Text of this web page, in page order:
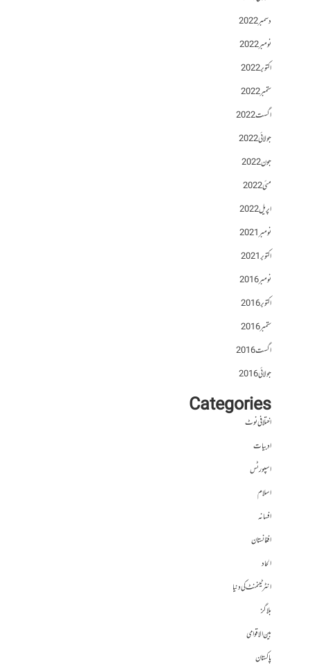
دسمبر 2022
نومبر 2022
اکتوبر 2022
ستمبر 2022
اگست 2022
جولائی 2022
جون 2022
مئی 2022
اپریل 2022
نومبر 2021
اکتوبر 2021
نومبر 2016
اکتوبر 2016
ستمبر 2016
اگست 2016
جولائی 2016
Categories
اختلافی نوٹ
ادبیات
اسپورٹس
اسلام
افسانہ
افغانستان
الحاد
انٹرٹینمنٹ کی دنیا
بلاگز
بین الاقوامی
پاکستان